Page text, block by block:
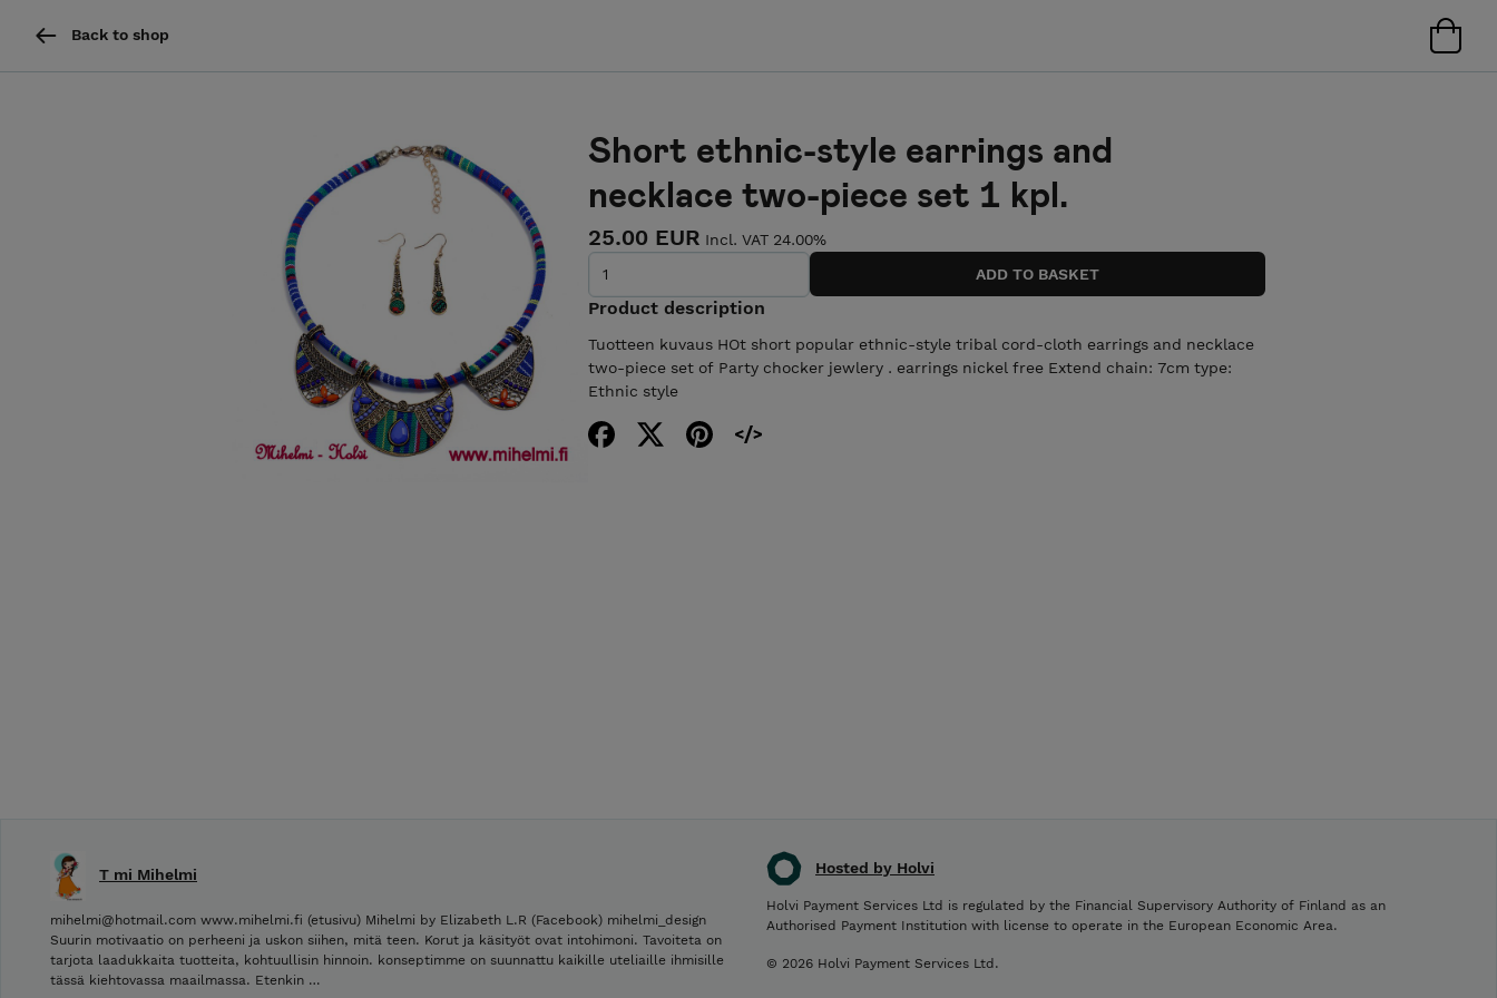
Back to shop
Short ethnic-style earrings and
necklace two-piece set 1 kpl.
25.00 EUR Incl. VAT 24.00%
Product description
Tuotteen kuvaus HOt short popular ethnic-style tribal cord-cloth earrings and necklace
two-piece set of Party chocker jewlery . earrings nickel free Extend chain: 7cm type:
Ethnic style
Hosted by Holvi
Holvi Payment Services Ltd is regulated by the Financial Supervisory Authority of Finland as an
Authorised Payment Institution with license to operate in the European Economic Area.
© 2026 Holvi Payment Services Ltd.
T mi Mihelmi
mihelmi@hotmail.com www.mihelmi.fi (etusivu) Mihelmi by Elizabeth L.R (Facebook) mihelmi_design
Suurin motivaatio on perheeni ja uskon siihen, mitä teen. Korut ja käsityöt ovat intohimoni. Tavoiteta on
tarjota laadukkaita tuotteita, kohtuullisin hinnoin. konseptimme on suunnattu kaikille uteliaille ihmisille
tässä kiehtovassa maailmassa. Etenkin …